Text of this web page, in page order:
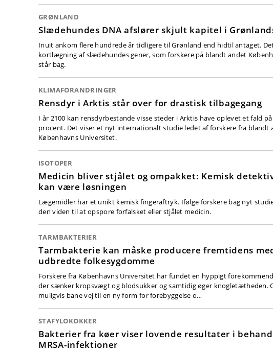
GRØNLAND
Slædehundes DNA afslører skjult kapitel i
Inuit ankom flere hundrede år tidligere til Grønland end hidtil antaget.
kortlægning af slædehundes gener, som forskere på blandt andet
står bag.
KLIMAFORANDRINGER
Rensdyr i Arktis står over for drastisk tilbagegang
I år 2100 kan rensdyrbestande visse steder i Arktis have oplevet et fald
procent. Det viser et nyt internationalt studie ledet af forskere fra blandt
Københavns Universitet.
ISOTOPER
Medicin bliver stjålet og ompakket: Kemisk
kan være løsningen
Lægemidler har et unikt kemisk fingeraftryk. Ifølge forskere bag nyt
den viden til at opspore forfalsket eller stjålet medicin.
TARMBAKTERIER
Tarmbakterie kan måske producere fremtidens
udbredte folkesygdomme
Forskere fra Københavns Universitet har fundet en hyppigt
der sænker kropsvægt og blodsukker og samtidig øger knogletætheden.
muligvis bane vej til en ny form for forebyggelse o…
STAFYLOKOKKER
Bakterier fra køer viser lovende resultater i
MRSA-infektioner